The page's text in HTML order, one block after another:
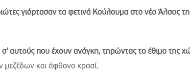
γιόρτασαν τα φετινά Κούλουμα στο νέο Άλσος
αυτούς που έχουν ανάγκη, τηρώντας το έθιμο της
μεζέδων και άφθονο κρασί.